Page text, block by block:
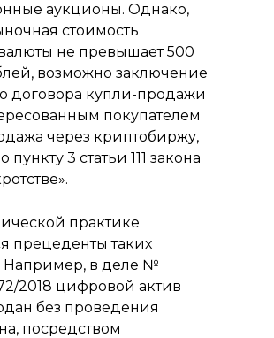
аукционы. Однако,
стоимость
не превышает 500
возможно заключение
договора купли-продажи
покупателем
через криптобиржу,
пункту 3 статьи 111 закона
практике
прецеденты таких
Например, в деле №
2018 цифровой актив
без проведения
посредством
о компании
компании
на услуги